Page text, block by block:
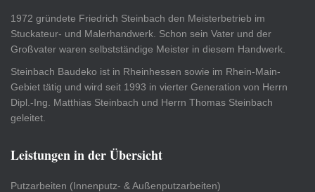
1972 gründete Friedrich Steinbach den Meisterbetrieb im
Stuckateur- und Malerhandwerk. Schon sein Vater und der
Großvater waren selbstständige Meister in diesem Handwerk.
Steinbach Baudeko ist in Rheinhessen sowie im Rhein-Main-
Gebiet tätig und wird seit 1993 in vierter Generation von Herrn
Dipl.-Ing. Matthias Steinbach und Herrn Thomas Steinbach
geleitet.
Leistungen in der Übersicht
Putzarbeiten (Innenputz- & Außenputzarbeiten)